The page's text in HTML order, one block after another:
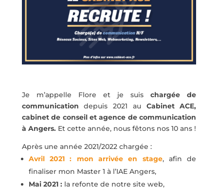
Je m’appelle Flore et je suischargée de
communication depuis 2021 au Cabinet ACE,
cabinet de conseil et agence de communication
à Angers. Et cette année, nous fêtons nos 10 ans !
Après une année 2021/2022 chargée :
Avril 2021 : mon arrivée en stage, afin de
finaliser mon Master 1 à l’IAE Angers,
Mai 2021 : la refonte de notre site web,